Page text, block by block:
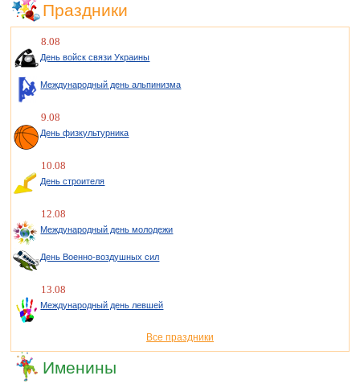
Праздники
8.08
День войск связи Украины
Международный день альпинизма
9.08
День физкультурника
10.08
День строителя
12.08
Международный день молодежи
День Военно-воздушных сил
13.08
Международный день левшей
Все праздники
Именины